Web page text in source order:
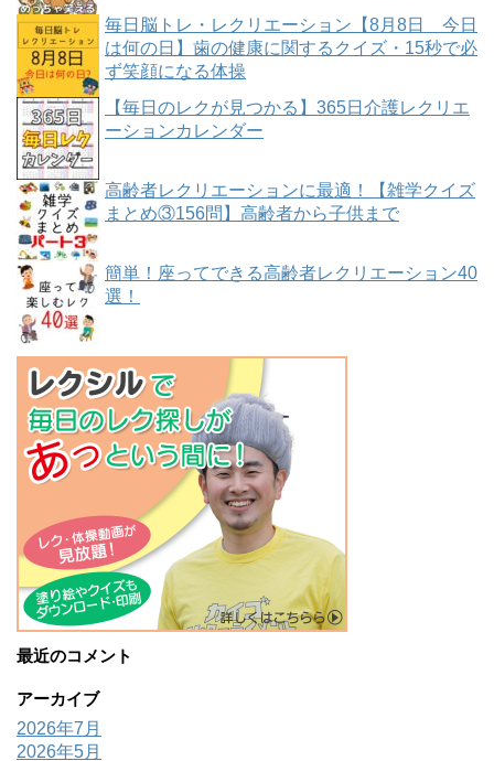
毎日脳トレ・レクリエーション【8月8日 今日
は何の日】歯の健康に関するクイズ・15秒で必
ず笑顔になる体操
【毎日のレクが見つかる】365日介護レクリエ
ーションカレンダー
高齢者レクリエーションに最適！【雑学クイズ
まとめ③156問】高齢者から子供まで
簡単！座ってできる高齢者レクリエーション40
選！
最近のコメント
アーカイブ
2026年7月
2026年5月